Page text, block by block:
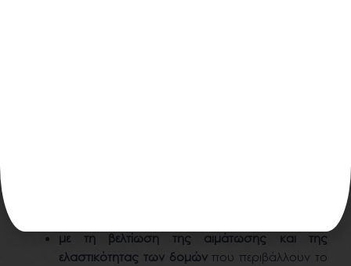
με τη βελτίωση της αιμάτωσης και της
ελαστικότητας των δομώνπου περιβάλλουν το